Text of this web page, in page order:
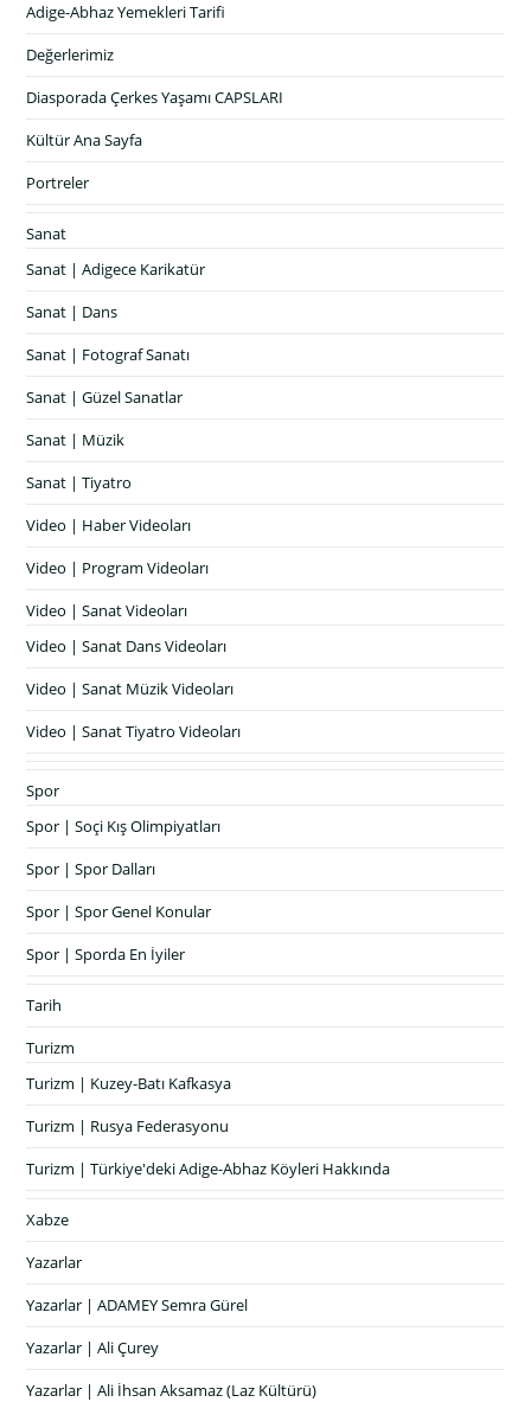
Adige-Abhaz Yemekleri Tarifi
Değerlerimiz
Diasporada Çerkes Yaşamı CAPSLARI
Kültür Ana Sayfa
Portreler
Sanat
Sanat | Adigece Karikatür
Sanat | Dans
Sanat | Fotograf Sanatı
Sanat | Güzel Sanatlar
Sanat | Müzik
Sanat | Tiyatro
Video | Haber Videoları
Video | Program Videoları
Video | Sanat Videoları
Video | Sanat Dans Videoları
Video | Sanat Müzik Videoları
Video | Sanat Tiyatro Videoları
Spor
Spor | Soçi Kış Olimpiyatları
Spor | Spor Dalları
Spor | Spor Genel Konular
Spor | Sporda En İyiler
Tarih
Turizm
Turizm | Kuzey-Batı Kafkasya
Turizm | Rusya Federasyonu
Turizm | Türkiye'deki Adige-Abhaz Köyleri Hakkında
Xabze
Yazarlar
Yazarlar | ADAMEY Semra Gürel
Yazarlar | Ali Çurey
Yazarlar | Ali İhsan Aksamaz (Laz Kültürü)